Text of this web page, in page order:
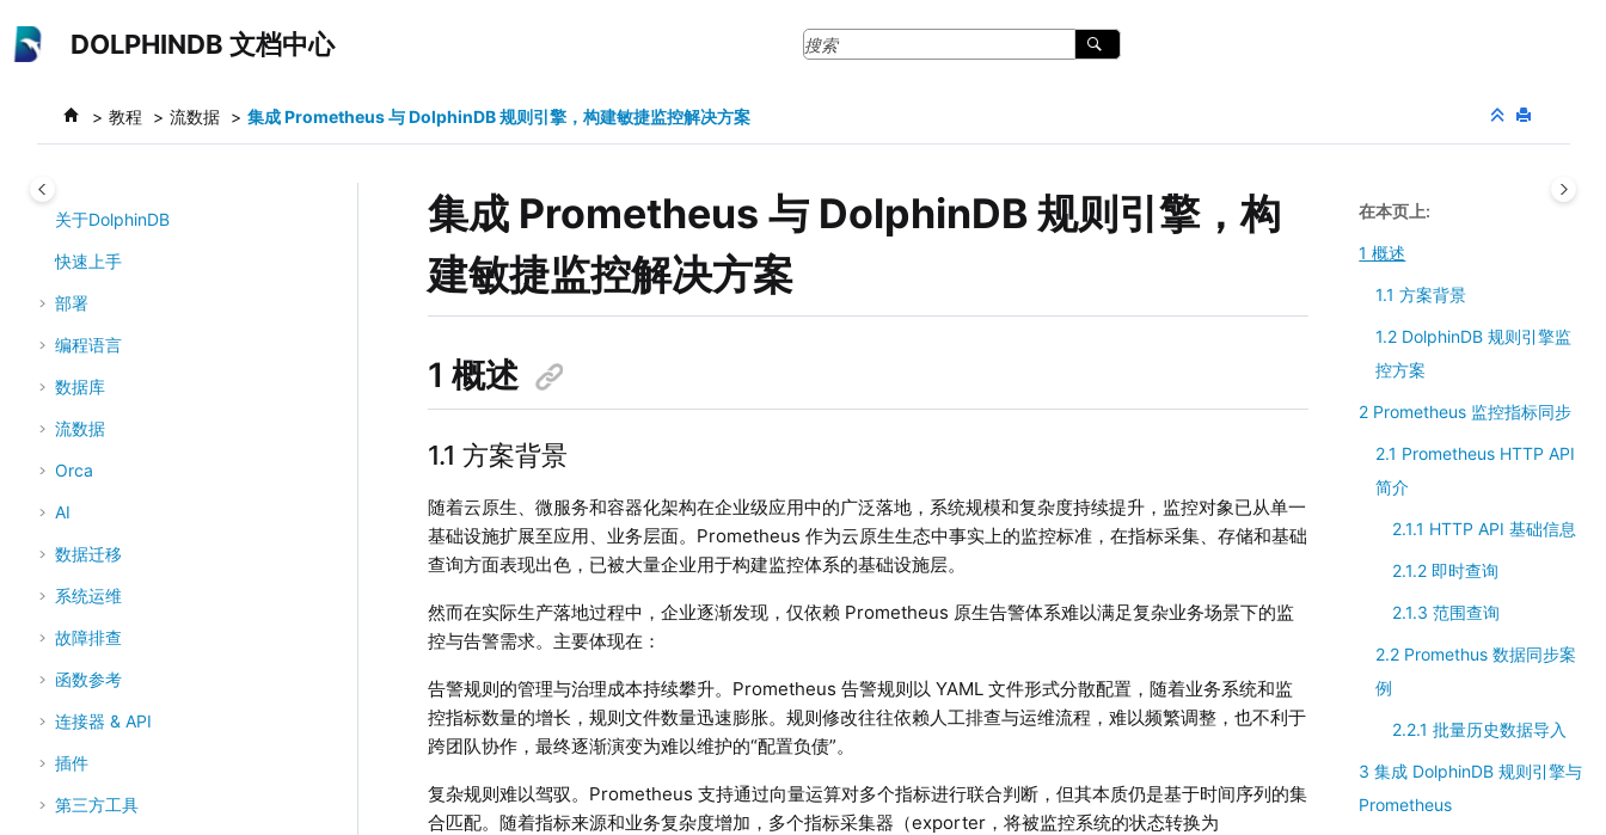
DOLPHINDB 文档中心
教程 流数据 集成 Prometheus 与 DolphinDB 规则引擎，构建敏捷监控解决方案
关于DolphinDB
快速上手
部署
编程语言
数据库
流数据
Orca
AI
数据迁移
系统运维
故障排查
函数参考
连接器 & API
插件
第三方工具
集成 Prometheus 与 DolphinDB 规则引擎，构
建敏捷监控解决方案
1 概述
1.1 方案背景
随着云原生、微服务和容器化架构在企业级应用中的广泛落地，系统规模和复杂度持续提升，监控对象已从单一
基础设施扩展至应用、业务层面。Prometheus 作为云原生生态中事实上的监控标准，在指标采集、存储和基础
查询方面表现出色，已被大量企业用于构建监控体系的基础设施层。
然而在实际生产落地过程中，企业逐渐发现，仅依赖 Prometheus 原生告警体系难以满足复杂业务场景下的监
控与告警需求。主要体现在：
告警规则的管理与治理成本持续攀升。Prometheus 告警规则以 YAML 文件形式分散配置，随着业务系统和监
控指标数量的增长，规则文件数量迅速膨胀。规则修改往往依赖人工排查与运维流程，难以频繁调整，也不利于
跨团队协作，最终逐渐演变为难以维护的“配置负债”。
复杂规则难以驾驭。Prometheus 支持通过向量运算对多个指标进行联合判断，但其本质仍是基于时间序列的集
合匹配。随着指标来源和业务复杂度增加，多个指标采集器（exporter，将被监控系统的状态转换为
在本页上
1 概述
1.1 方案背景
1.2 DolphinDB 规则引擎监
控方案
2 Prometheus 监控指标同步
2.1 Prometheus HTTP API
简介
2.1.1 HTTP API 基础信息
2.1.2 即时查询
2.1.3 范围查询
2.2 Promethus 数据同步案
例
2.2.1 批量历史数据导入
3 集成 DolphinDB 规则引擎与
Prometheus